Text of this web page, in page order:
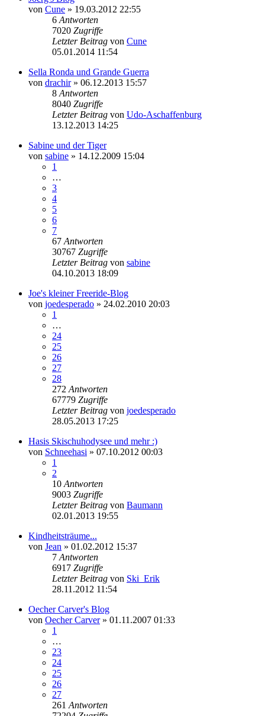
von Cune » 19.03.2012 22:55
6 Antworten
7020 Zugriffe
Letzter Beitrag von Cune
05.01.2014 11:54
Sella Ronda und Grande Guerra
von drachir» 06.12.2013 15:57
8 Antworten
8040 Zugriffe
Letzter Beitrag von Udo-Aschaffenburg
13.12.2013 14:25
Sabine und der Tiger
von sabine » 14.12.2009 15:04
1
…
3
4
5
6
7
67 Antworten
30767 Zugriffe
Letzter Beitrag von sabine
04.10.2013 18:09
Joe's kleiner Freeride-Blog
von joedesperado » 24.02.2010 20:03
1
…
24
25
26
27
28
272 Antworten
67779 Zugriffe
Letzter Beitrag von joedesperado
28.05.2013 17:25
Hasis Skischuhodysee und mehr :)
von Schneehasi » 07.10.2012 00:03
1
2
10 Antworten
9003 Zugriffe
Letzter Beitrag von Baumann
02.01.2013 19:55
Kindheitsträume...
von Jean » 01.02.2012 15:37
7 Antworten
6917 Zugriffe
Letzter Beitrag von Ski_Erik
28.11.2012 11:54
Oecher Carver's Blog
von Oecher Carver» 01.11.2007 01:33
1
…
23
24
25
26
27
261 Antworten